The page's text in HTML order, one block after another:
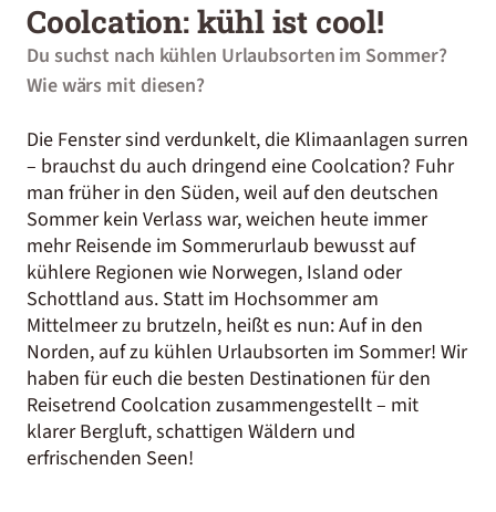
Coolcation: kühl ist cool!
Du suchst nach kühlen Urlaubsorten im Sommer?
Wie wärs mit diesen?
Die Fenster sind verdunkelt, die Klimaanlagen surren
– brauchst du auch dringend eine Coolcation? Fuhr
man früher in den Süden, weil auf den deutschen
Sommer kein Verlass war, weichen heute immer
mehr Reisende im Sommerurlaub bewusst auf
kühlere Regionen wie Norwegen, Island oder
Schottland aus. Statt im Hochsommer am
Mittelmeer zu brutzeln, heißt es nun: Auf in den
Norden, auf zu kühlen Urlaubsorten im Sommer! Wir
haben für euch die besten Destinationen für den
Reisetrend Coolcation zusammengestellt – mit
klarer Bergluft, schattigen Wäldern und
erfrischenden Seen!